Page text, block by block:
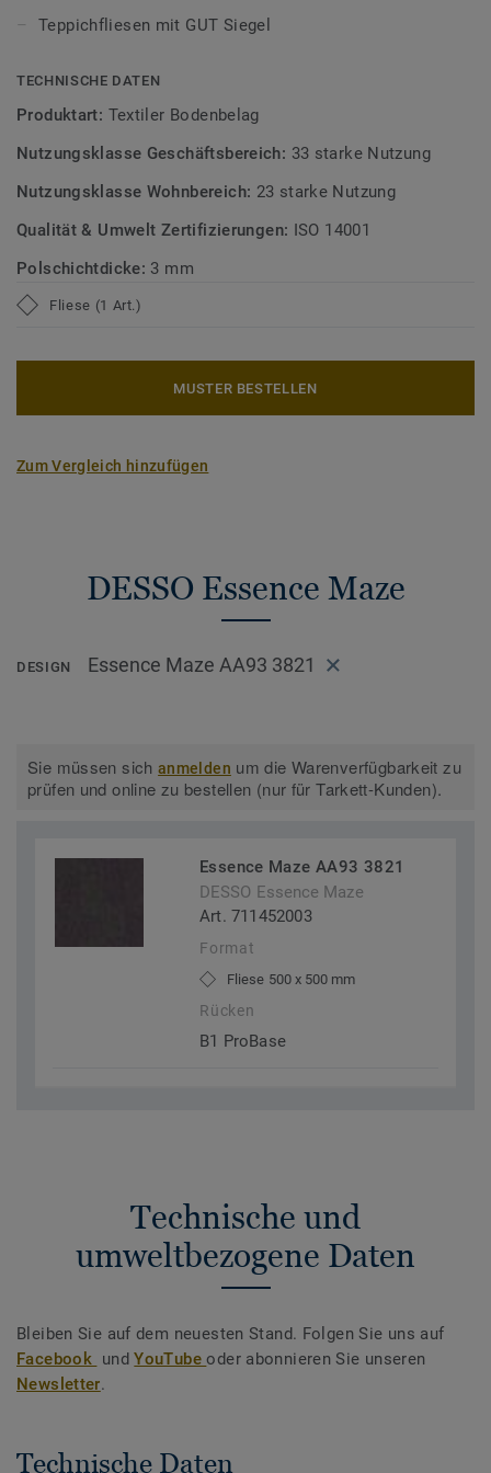
Teppichfliesen mit GUT Siegel
TECHNISCHE DATEN
Produktart: Textiler Bodenbelag
Nutzungsklasse Geschäftsbereich: 33 starke Nutzung
Nutzungsklasse Wohnbereich: 23 starke Nutzung
Qualität & Umwelt Zertifizierungen: ISO 14001
Polschichtdicke: 3 mm
Fliese (1 Art.)
MUSTER BESTELLEN
Zum Vergleich hinzufügen
DESSO Essence Maze
DESIGN Essence Maze AA93 3821
Sie müssen sichanmelden um die Warenverfügbarkeit zu
prüfen und online zu bestellen (nur für Tarkett-Kunden).
Essence Maze AA93 3821
DESSO Essence Maze
Art. 711452003
Format
Fliese 500 x 500 mm
Rücken
B1 ProBase
Technische und
umweltbezogene Daten
Bleiben Sie auf dem neuesten Stand. Folgen Sie uns auf
Facebook undYouTubeoder abonnieren Sie unseren
Newsletter.
Technische Daten